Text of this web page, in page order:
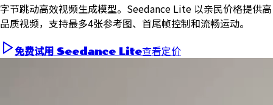
字节跳动高效视频生成模型。Seedance Lite 以亲民价格提供高
品质视频，支持最多4张参考图、首尾帧控制和流畅运动。
免费试用 Seedance Lite查看定价